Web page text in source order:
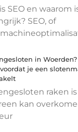
SEO en waarom
SEO, of
in
je een
raken
kan